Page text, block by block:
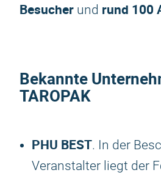
Besucher und rund 100
Bekannte
TAROPAK
PHU BEST. In der
Veranstalter liegt der